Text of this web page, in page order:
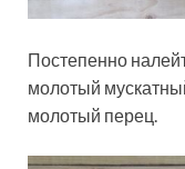
Постепенно
молотый
молотый перец.